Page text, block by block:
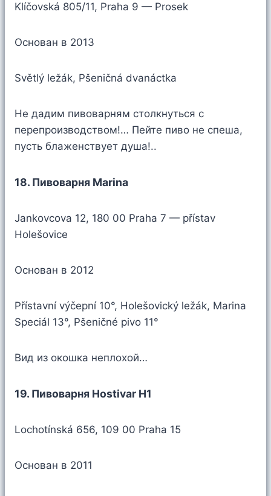
Klíčovská 805/11, Praha 9 — Prosek
Основан в 2013
Světlý ležák, Pšeničná dvanáctka
Не дадим пивоварням столкнуться с
перепроизводством!… Пейте пиво не спеша,
пусть блаженствует душа!..
18. Пивоварня Marina
Jankovcova 12, 180 00 Praha 7 — přístav
Holešovice
Основан в 2012
Přístavní výčepní 10°, Holešovický ležák, Marina
Speciál 13°, Pšeničné pivo 11°
Вид из окошка неплохой…
19. Пивоварня Hostivar H1
Lochotínská 656, 109 00 Praha 15
Основан в 2011